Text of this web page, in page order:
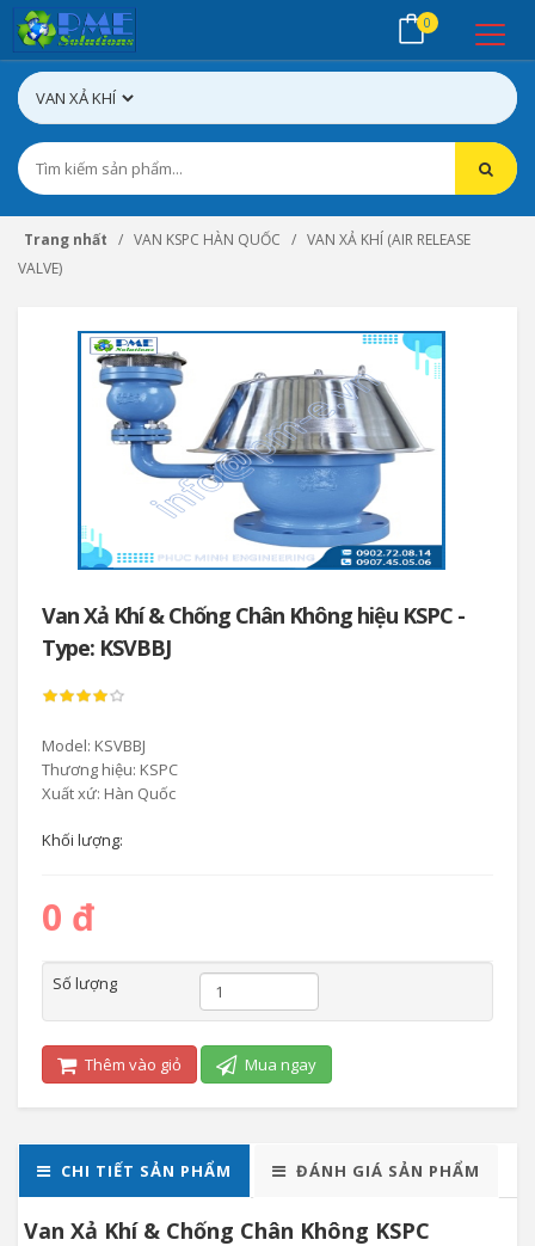
0
Trang nhất VAN KSPC HÀN QUỐC
VAN XẢ KHÍ (AIR RELEASE
VALVE)
Van Xả Khí & Chống Chân Không hiệu KSPC -
Type: KSVBBJ
Model: KSVBBJ
Thương hiệu: KSPC
Xuất xứ: Hàn Quốc
Khối lượng:
0 đ
Số lượng
Thêm vào giỏ Mua ngay
CHI TIẾT SẢN PHẨM ĐÁNH GIÁ SẢN PHẨM
Van Xả Khí & Chống Chân Không KSPC